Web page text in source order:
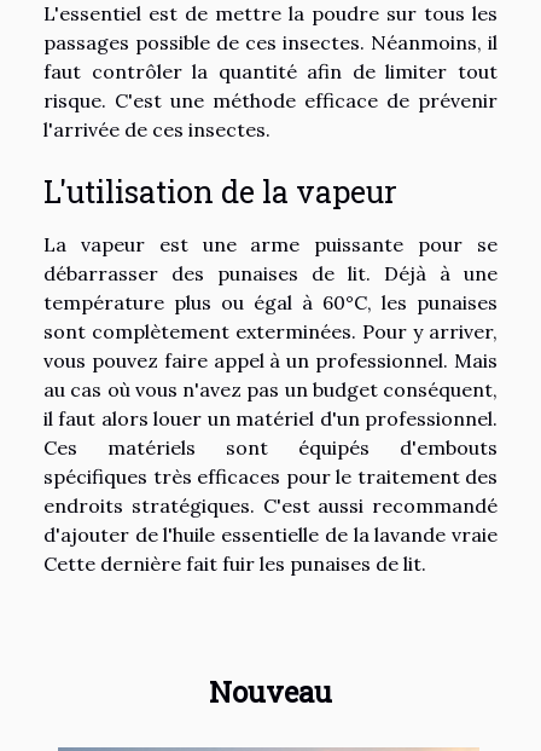
L'essentiel est de mettre la poudre sur tous les
passages possible de ces insectes. Néanmoins, il
faut contrôler la quantité afin de limiter tout
risque. C'est une méthode efficace de prévenir
l'arrivée de ces insectes.
L'utilisation de la vapeur
La vapeur est une arme puissante pour se
débarrasser des punaises de lit. Déjà à une
température plus ou égal à 60°C, les punaises
sont complètement exterminées. Pour y arriver,
vous pouvez faire appel à un professionnel. Mais
au cas où vous n'avez pas un budget conséquent,
il faut alors louer un matériel d'un professionnel.
Ces matériels sont équipés d'embouts
spécifiques très efficaces pour le traitement des
endroits stratégiques. C'est aussi recommandé
d'ajouter de l'huile essentielle de la lavande vraie
Cette dernière fait fuir les punaises de lit.
Nouveau